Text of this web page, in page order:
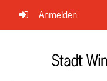
Navigation
überspringen
Anmelden